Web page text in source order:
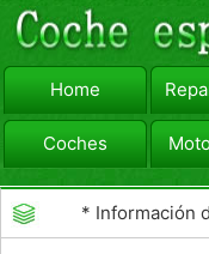
Home
Coches
viajar
* Información